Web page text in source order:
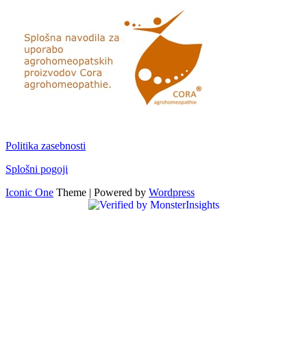
Politika zasebnosti
Splošni pogoji
Iconic One Theme | Powered by Wordpress